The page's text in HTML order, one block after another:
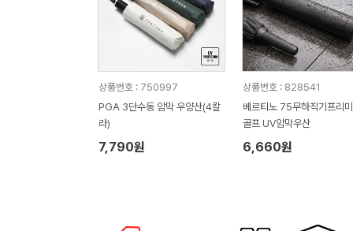
상품번호 : 750997
PGA 3단수동 암막 우양산(4칼
라)
7,790원
상품번호 : 828541
베르티노 75무하직기프리
골프 UV암막우산
6,660원